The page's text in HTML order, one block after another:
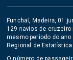
Funchal, Madeira, 01
129 navios de
mesmo período do
Regional de Estatística